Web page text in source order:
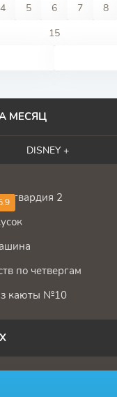
4 5 6 7 8
15
МЕСЯЦ
DISNEY +
гвардия 2
по четвергам
каюты №10